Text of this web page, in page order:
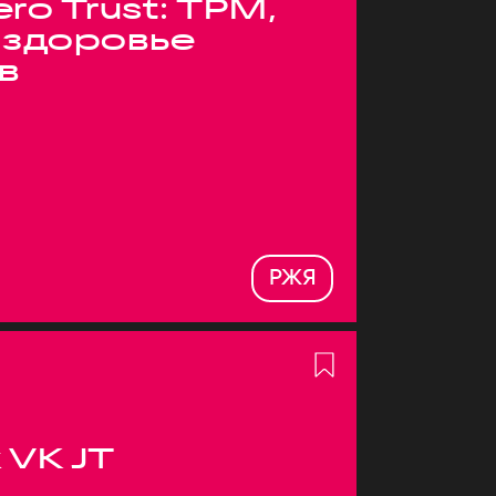
Trust: TPM,
РЖЯ
JT